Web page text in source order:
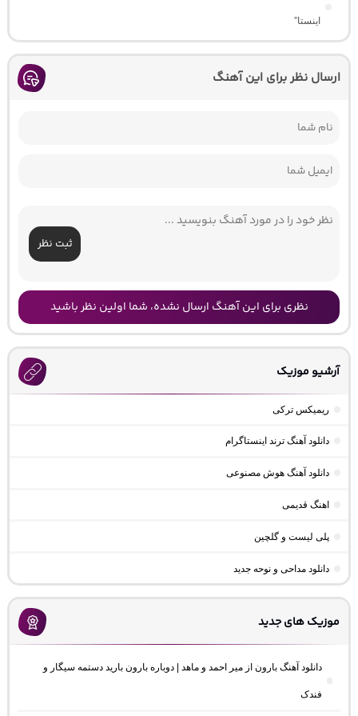
اینستا”
ارسال نظر برای این آهنگ
ثبت نظر
نظری برای این آهنگ ارسال نشده، شما اولین نظر باشید
آرشیو موزیک
ریمیکس ترکی
دانلود آهنگ ترند اینستاگرام
دانلود آهنگ هوش مصنوعی
اهنگ قدیمی
پلی لیست و گلچین
دانلود مداحی و نوحه جدید
موزیک های جدید
دانلود آهنگ بارون از میر احمد و ماهد | دوباره بارون بارید دستمه سیگار و
فندک